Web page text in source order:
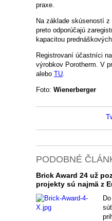
praxe.
Na základe skúseností
preto odporúčajú
kapacitou
Registrovaní účastníci
výrobkov Porotherm. V
alebo TU
Foto: Wienerberger
PODOBNÉ
Brick Award 24 už
projekty sú najmä z